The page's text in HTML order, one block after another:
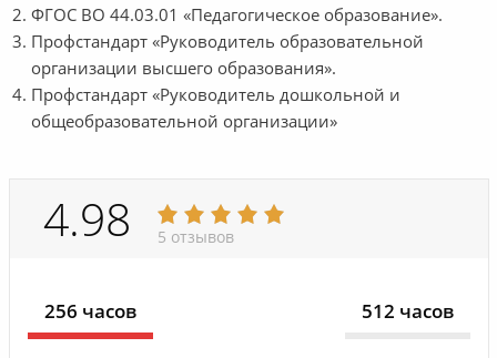
ФГОС ВО 44.03.01 «Педагогическое образование».
Профстандарт «Руководитель образовательной
организации высшего образования».
Профстандарт «Руководитель дошкольной и
общеобразовательной организации»
4.98 5 отзывов
256 часов 512 часов